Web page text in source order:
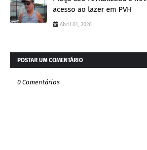
acesso ao lazer em PVH
Abril 01, 2026
POSTAR UM COMENTÁRIO
0 Comentários